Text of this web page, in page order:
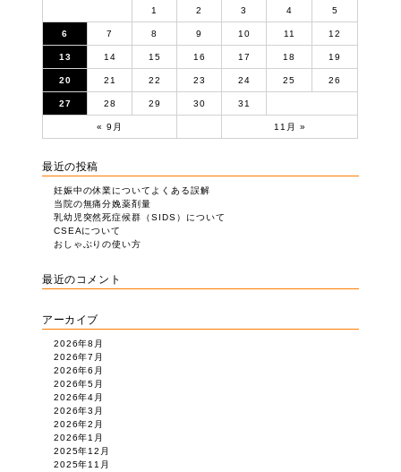
« 9月 11月 »
1 2 3 4 5
6 7 8 9 10 11 12
13 14 15 16 17 18 19
20 21 22 23 24 25 26
27 28 29 30 31
最近の投稿
妊娠中の休業についてよくある誤解
当院の無痛分娩薬剤量
乳幼児突然死症候群（SIDS）について
CSEAについて
おしゃぶりの使い方
最近のコメント
アーカイブ
2026年8月
2026年7月
2026年6月
2026年5月
2026年4月
2026年3月
2026年2月
2026年1月
2025年12月
2025年11月